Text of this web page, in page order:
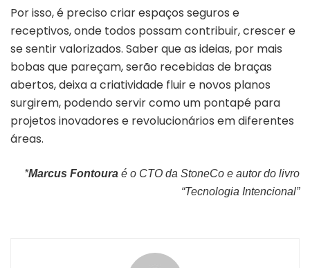
Por isso, é preciso criar espaços seguros e
receptivos, onde todos possam contribuir, crescer e
se sentir valorizados. Saber que as ideias, por mais
bobas que pareçam, serão recebidas de braças
abertos, deixa a criatividade fluir e novos planos
surgirem, podendo servir como um pontapé para
projetos inovadores e revolucionários em diferentes
áreas.
*Marcus Fontoura é o CTO da StoneCo e autor do livro
“Tecnologia Intencional”